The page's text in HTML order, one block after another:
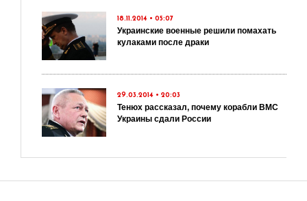
18.11.2014 • 05:07
Украинские военные решили помахать
кулаками после драки
29.03.2014 • 20:03
Тенюх рассказал, почему корабли ВМС
Украины сдали России